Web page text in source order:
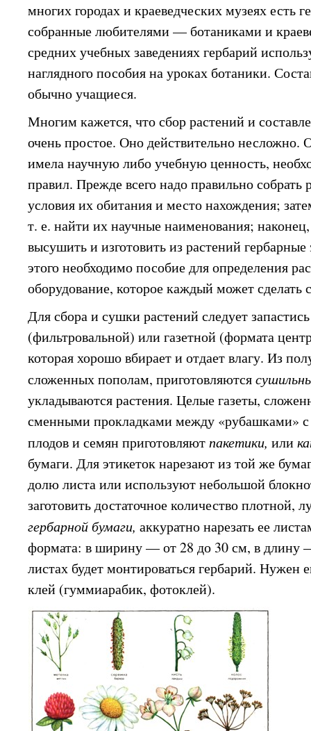
многих городах и краеведческих музеях есть
собранные любителями — ботаниками и
средних учебных заведениях гербарий
наглядного пособия на уроках ботаники.
обычно учащиеся.
Многим кажется, что сбор растений и
очень простое. Оно действительно несложно.
имела научную либо учебную ценность,
правил. Прежде всего надо правильно собрать
условия их обитания и место нахождения;
т. е. найти их научные наименования;
высушить и изготовить из растений
этого необходимо пособие для определения
оборудование, которое каждый может сделать
Для сбора и сушки растений следует
(фильтровальной) или газетной (формата
которая хорошо вбирает и отдает влагу. Из
сложенных пополам, приготовляются
укладываются растения. Целые газеты,
сменными прокладками между «рубашками» с
плодов и семян приготовляютпакетики,или
бумаги. Для этикеток нарезают из той же
долю листа или используют небольшой
заготовить достаточное количество плотной,
гербарной бумаги,аккуратно нарезать ее
формата: в ширину — от 28 до 30 см, в
листах будет монтироваться гербарий.
клей (гуммиарабик, фотоклей).